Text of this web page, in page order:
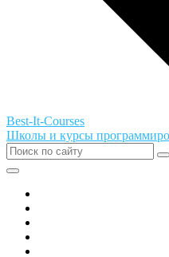
Best-It-Courses
Школы и курсы